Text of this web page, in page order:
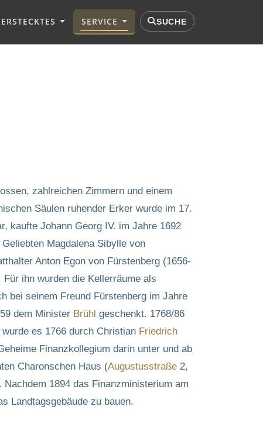
SERVICE SUCHE
zahlreichen Zimmern und einem
Säulen ruhender Erker wurde im 17.
kaufte Johann Georg IV. im Jahre 1692
Magdalena Sibylle von
Anton Egon von Fürstenberg (1656-
ihn wurden die Kellerräume als
bei seinem Freund Fürstenberg im Jahre
dem Minister Brühl geschenkt. 1768/86
es 1766 durch Christian Friedrich
Finanzkollegium darin unter und ab
Charonschen Haus (Augustusstraße 2,
1894 das Finanzministerium am
Landtagsgebäude zu bauen.